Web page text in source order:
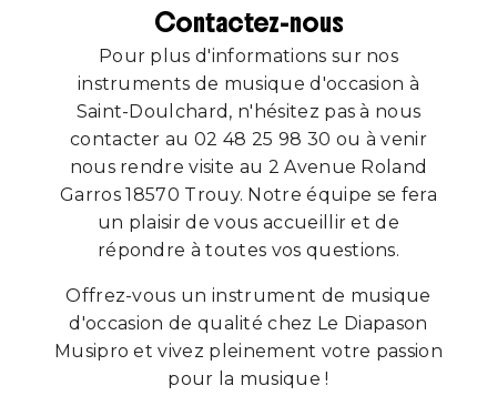
Contactez-nous
Pour plus d'informations sur nos
instruments de musique d'occasion à
Saint-Doulchard, n'hésitez pas à nous
contacter au 02 48 25 98 30 ou à venir
nous rendre visite au 2 Avenue Roland
Garros 18570 Trouy. Notre équipe se fera
un plaisir de vous accueillir et de
répondre à toutes vos questions.
Offrez-vous un instrument de musique
d'occasion de qualité chez Le Diapason
Musipro et vivez pleinement votre passion
pour la musique !